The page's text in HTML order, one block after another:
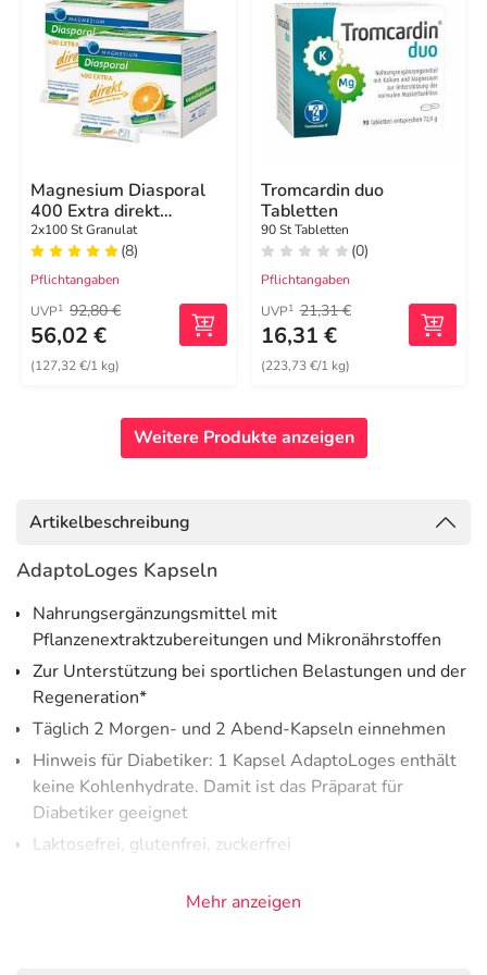
Magnesium Diasporal
400 Extra direkt
Granulat
2x100 St Granulat
(8)
Pflichtangaben
UVP1 92,80 €
56,02 €
(127,32 €/1 kg)
Tromcardin duo
Tabletten
90 St Tabletten
(0)
Pflichtangaben
UVP1 21,31 €
16,31 €
(223,73 €/1 kg)
Weitere Produkte anzeigen
Artikelbeschreibung
AdaptoLoges Kapseln
Nahrungsergänzungsmittel mit
Pflanzenextraktzubereitungen und Mikronährstoffen
Zur Unterstützung bei sportlichen Belastungen und der
Regeneration*
Täglich 2 Morgen- und 2 Abend-Kapseln einnehmen
Hinweis für Diabetiker: 1 Kapsel AdaptoLoges enthält
keine Kohlenhydrate. Damit ist das Präparat für
Diabetiker geeignet
Laktosefrei, glutenfrei, zuckerfrei
Mehr anzeigen